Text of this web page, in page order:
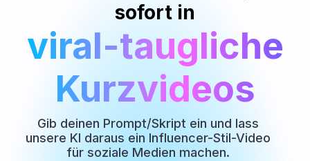
sofort in
viral-taugliche
Kurzvideos
Gib deinen Prompt/Skript ein und lass
unsere KI daraus ein Influencer-Stil-Video
für soziale Medien machen.